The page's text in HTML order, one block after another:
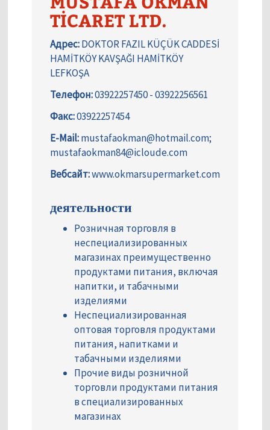
TİCARET LTD.
Адрес:DOKTOR FAZIL KÜÇÜK CADDESİ
HAMİTKÖY KAVŞAĞI HAMİTKÖY
LEFKOŞA
Телефон:03922257450 - 03922256561
Факс:03922257454
E-Mail:mustafaokman@hotmail.com;
mustafaokman84@icloude.com
Вебсайт:www.okmarsupermarket.com
деятельности
Розничная торговля в
неспециализированных
магазинах преимущественно
продуктами питания, включая
напитки, и табачными
изделиями
Неспециализированная
оптовая торговля продуктами
питания, напитками и
табачными изделиями
Прочие виды розничной
торговли продуктами питания
в специализированных
магазинах